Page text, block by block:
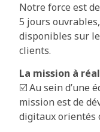
Notre force est
5 jours
disponibles sur
clients.
La mission à
☑️ Au sein d’une
mission est de
digitaux orientés